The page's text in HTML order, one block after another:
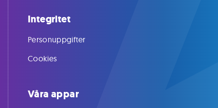
Integritet
Personuppgifter
Cookies
Våra appar